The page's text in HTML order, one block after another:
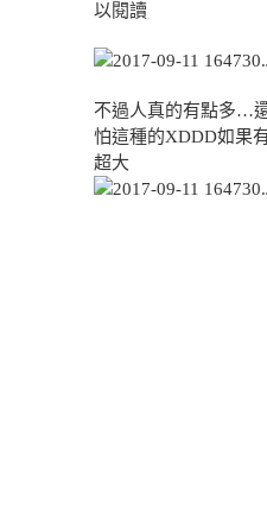
以閱讀
不過人真的有點多…
怕這種的XDDD如果
超大